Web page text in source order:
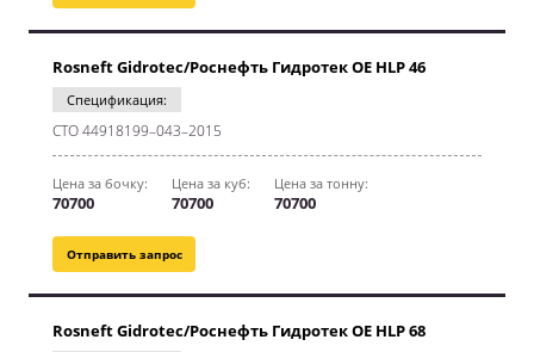
Отправить запрос
Rosneft Gidrotec/Роснефть Гидротек OE HLP 46
Спецификация:
CТО 44918199–043–2015
Цена за бочку:
70700
Цена за куб:
70700
Цена за тонну:
70700
Rosneft Gidrotec/Роснефть Гидротек OE HLP 68